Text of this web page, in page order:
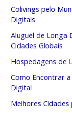
Colivings pelo
Digitais
Aluguel de Longa
Cidades Globais
Hospedagens de
Como Encontrar
Digital
Melhores